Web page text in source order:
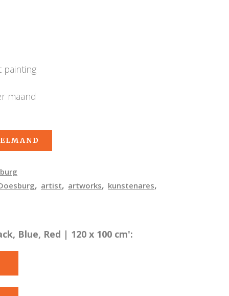
painting
maand
, artist, artworks, kunstenares,
Blue, Red | 120 x 100 cm':